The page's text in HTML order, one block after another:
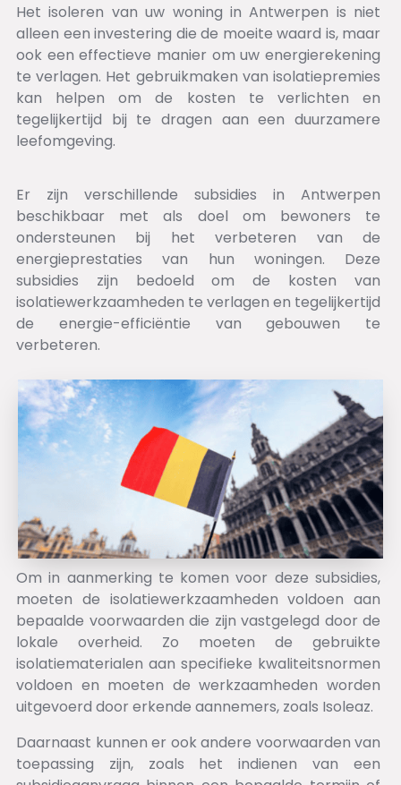
Het isoleren van uw woning in Antwerpen is niet
alleen een investering die de moeite waard is, maar
ook een effectieve manier om uw energierekening
te verlagen. Het gebruikmaken van isolatiepremies
kan helpen om de kosten te verlichten en
tegelijkertijd bij te dragen aan een duurzamere
leefomgeving.
Er zijn verschillende subsidies in Antwerpen
beschikbaar met als doel om bewoners te
ondersteunen bij het verbeteren van de
energieprestaties van hun woningen. Deze
subsidies zijn bedoeld om de kosten van
isolatiewerkzaamheden te verlagen en tegelijkertijd
de energie-efficiëntie van gebouwen te
verbeteren.
Om in aanmerking te komen voor deze subsidies,
moeten de isolatiewerkzaamheden voldoen aan
bepaalde voorwaarden die zijn vastgelegd door de
lokale overheid. Zo moeten de gebruikte
isolatiematerialen aan specifieke kwaliteitsnormen
voldoen en moeten de werkzaamheden worden
uitgevoerd door erkende aannemers, zoals Isoleaz.
Daarnaast kunnen er ook andere voorwaarden van
toepassing zijn, zoals het indienen van een